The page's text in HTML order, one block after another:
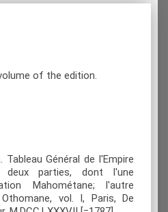
of the edition.
Tableau Général de l'Empire
deux parties, dont l'une
Mahométane; l'autre
vol. I, Paris, De